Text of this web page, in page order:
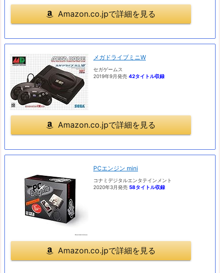
Amazon.co.jpで詳細を見る
メガドライブミニW
セガゲームス
2019年9月発売 42タイトル収録
Amazon.co.jpで詳細を見る
PCエンジン mini
コナミデジタルエンタテインメント
2020年3月発売 58タイトル収録
Amazon.co.jpで詳細を見る